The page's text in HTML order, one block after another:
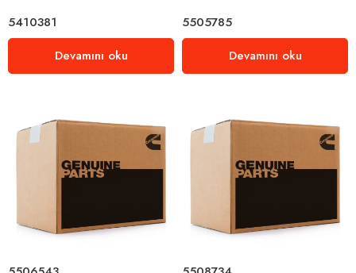
5410381
Devamını oku
5505785
Devamını oku